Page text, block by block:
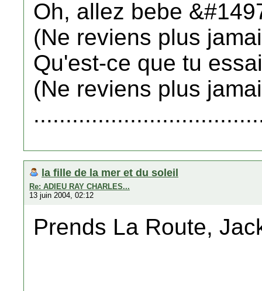
Oh, allez bebe
(Ne reviens plus
Qu'est-ce que tu
(Ne reviens plus
la fille de la mer et du soleil
Re: ADIEU RAY CHARLES...
13 juin 2004, 02:12
Prends La Route,